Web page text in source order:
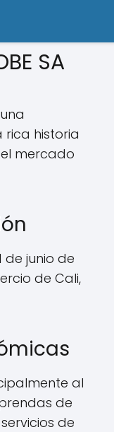
SA
una
historia
mercado
de junio de
de Cali,
al
de
de